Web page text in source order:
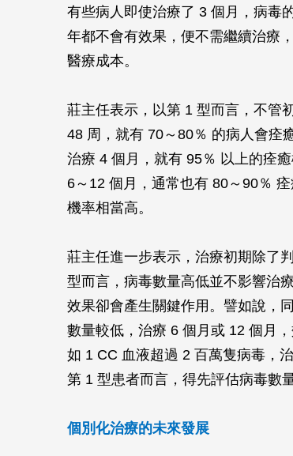
有些病人即使治療了 3 個月，病毒
年都不會有效果，便不需繼續治療
醫療成本。
莊主任表示，以第 1 型而言，不管
48 周，就有 70～80％ 的病人會痊
治療 4 個月，就有 95％ 以上的痊
6～12 個月，通常也有 80～90％
機率相當高。
莊主任進一步表示，治療初期除了
型而言，病毒數量高低並不影響治
效果卻會產生關鍵作用。譬如說，
數量較低，治療 6 個月或 12 個月
如 1 CC 血液超過 2 百萬隻病毒，
第 1 型患者而言，得先評估病毒數
個別化治療的未來發展